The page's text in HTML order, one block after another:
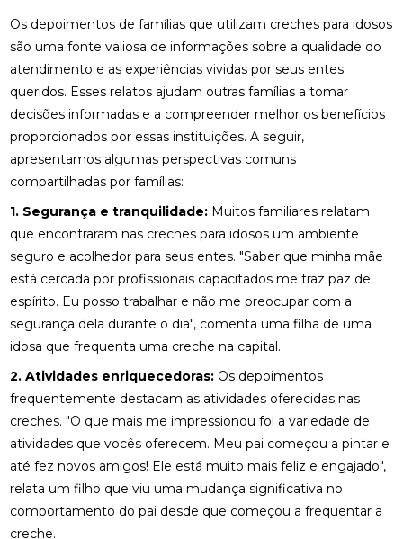
Os depoimentos de famílias que utilizam creches para idosos
são uma fonte valiosa de informações sobre a qualidade do
atendimento e as experiências vividas por seus entes
queridos. Esses relatos ajudam outras famílias a tomar
decisões informadas e a compreender melhor os benefícios
proporcionados por essas instituições. A seguir,
apresentamos algumas perspectivas comuns
compartilhadas por famílias:
1. Segurança e tranquilidade: Muitos familiares relatam
que encontraram nas creches para idosos um ambiente
seguro e acolhedor para seus entes. "Saber que minha mãe
está cercada por profissionais capacitados me traz paz de
espírito. Eu posso trabalhar e não me preocupar com a
segurança dela durante o dia", comenta uma filha de uma
idosa que frequenta uma creche na capital.
2. Atividades enriquecedoras: Os depoimentos
frequentemente destacam as atividades oferecidas nas
creches. "O que mais me impressionou foi a variedade de
atividades que vocês oferecem. Meu pai começou a pintar e
até fez novos amigos! Ele está muito mais feliz e engajado",
relata um filho que viu uma mudança significativa no
comportamento do pai desde que começou a frequentar a
creche.